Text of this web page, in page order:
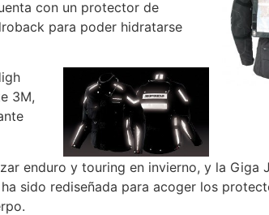
con un protector de
para poder hidratarse
3M,
enduro y touring en invierno, y la Giga
sido rediseñada para acoger los